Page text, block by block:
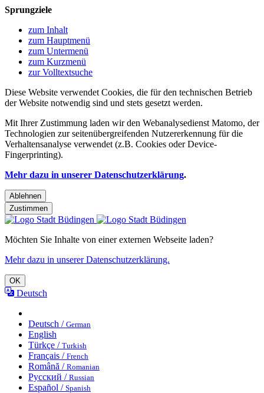
Sprungziele
zum Inhalt
zum Hauptmenü
zum Untermenü
zum Kurzmenü
zur Volltextsuche
Diese Website verwendet Cookies, die für den technischen Betrieb
der Website notwendig sind und stets gesetzt werden.
Mit Ihrer Zustimmung laden wir den Webanalysedienst Matomo, der
Technologien zur seitenübergreifenden Nutzererkennung für die
Verhaltensanalyse verwendet (z.B. Cookies oder Device-
Fingerprinting).
Mehr dazu in unserer Datenschutzerklärung.
Ablehnen
Zustimmen
Möchten Sie Inhalte von einer externen Webseite laden?
Mehr dazu in unserer Datenschutzerklärung.
OK
Deutsch
Deutsch / German
English
Türkçe / Turkish
Français / French
Română / Romanian
Русский / Russian
Español / Spanish